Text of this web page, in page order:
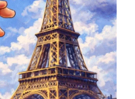
JEUNESSE & SPORTS
de la FYYA